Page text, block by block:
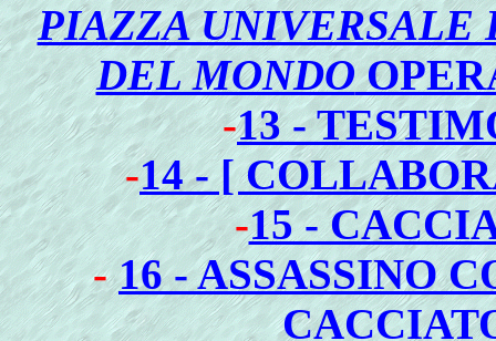
PIAZZA UNIVERSALE
DEL MONDO
-13 -
-14 - [
-15 -
-16 - ASSASSINO